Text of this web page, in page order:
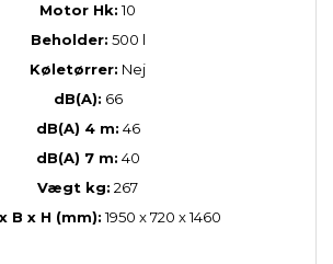
Motor Hk:10
Beholder: 500 l
Køletørrer: Nej
dB(A): 66
dB(A) 4 m: 46
dB(A) 7 m: 40
Vægt kg: 267
B x H (mm):1950 x 720 x 1460